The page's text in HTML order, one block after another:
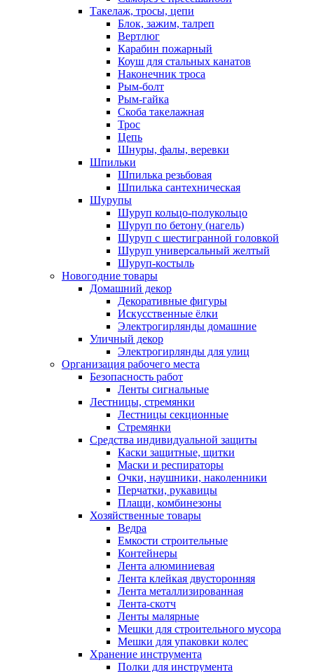
Такелаж, тросы, цепи
Блок, зажим, талреп
Вертлюг
Карабин пожарный
Коуш для стальных канатов
Наконечник троса
Рым-болт
Рым-гайка
Скоба такелажная
Трос
Цепь
Шнуры, фалы, веревки
Шпильки
Шпилька резьбовая
Шпилька сантехническая
Шурупы
Шуруп кольцо-полукольцо
Шуруп по бетону (нагель)
Шуруп с шестигранной головкой
Шуруп универсальный желтый
Шуруп-костыль
Новогодние товары
Домашний декор
Декоративные фигуры
Искусственные ёлки
Электрогирлянды домашние
Уличный декор
Электрогирлянды для улиц
Организация рабочего места
Безопасность работ
Ленты сигнальные
Лестницы, стремянки
Лестницы секционные
Стремянки
Средства индивидуальной защиты
Каски защитные, щитки
Маски и респираторы
Очки, наушники, наколенники
Перчатки, рукавицы
Плащи, комбинезоны
Хозяйственные товары
Ведра
Емкости строительные
Контейнеры
Лента алюминиевая
Лента клейкая двусторонняя
Лента металлизированная
Лента-скотч
Ленты малярные
Мешки для строительного мусора
Мешки для упаковки колес
Хранение инструмента
Полки для инструмента